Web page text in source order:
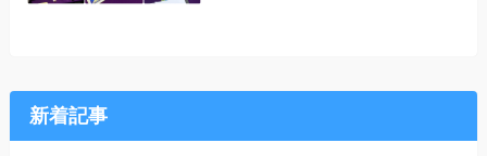
新着記事